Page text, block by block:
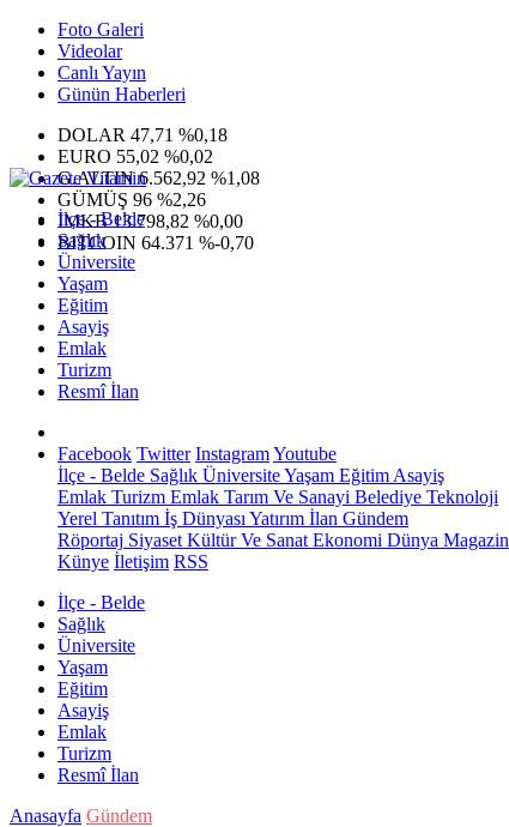
Foto Galeri
Videolar
Canlı Yayın
Günün Haberleri
DOLAR 47,71 %0,18
EURO 55,02 %0,02
G.ALTIN6.562,92 %1,08
GÜMÜŞ 96 %2,26
IMKB13.798,82 %0,00
BITCOIN 64.371 %-0,70
İlçe - Belde
Sağlık
Üniversite
Yaşam
Eğitim
Asayiş
Emlak
Turizm
Resmî İlan
Facebook Twitter InstagramYoutube
İlçe - Belde Sağlık ÜniversiteYaşam Eğitim Asayiş
Emlak Turizm Emlak Tarım Ve Sanayi Belediye Teknoloji
Yerel Tanıtım İş Dünyası Yatırım İlan Gündem
Röportaj Siyaset Kültür Ve Sanat Ekonomi Dünya Magazin
Künye İletişim RSS
İlçe - Belde
Sağlık
Üniversite
Yaşam
Eğitim
Asayiş
Emlak
Turizm
Resmî İlan
Anasayfa Gündem